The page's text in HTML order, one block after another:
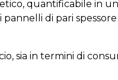
quantificabile in
di pari spessore
sia in termini di